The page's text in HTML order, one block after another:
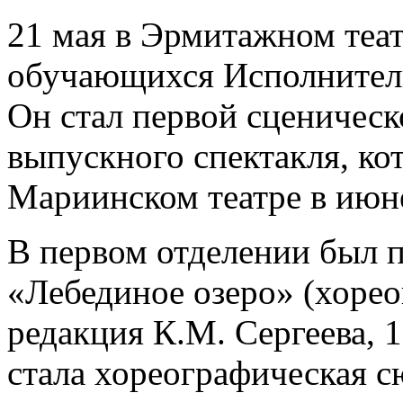
21 мая в Эрмитажном
обучающихся
Он стал первой
выпускного спектакля,
Мариинском театре в
В первом отделении был
«Лебединое озеро»
редакция К.М. Сергеева,
стала хореографическая